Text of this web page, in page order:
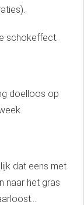
schokeffect.
doelloos op
dat eens met
naar het gras